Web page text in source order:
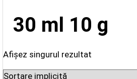
30 ml 10 g
Afișez singurul rezultat